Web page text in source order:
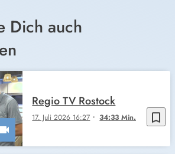
Dich auch
bookmark_border
17. Juli 2026 16:27 34:33 Min.
Regio TV Rostock